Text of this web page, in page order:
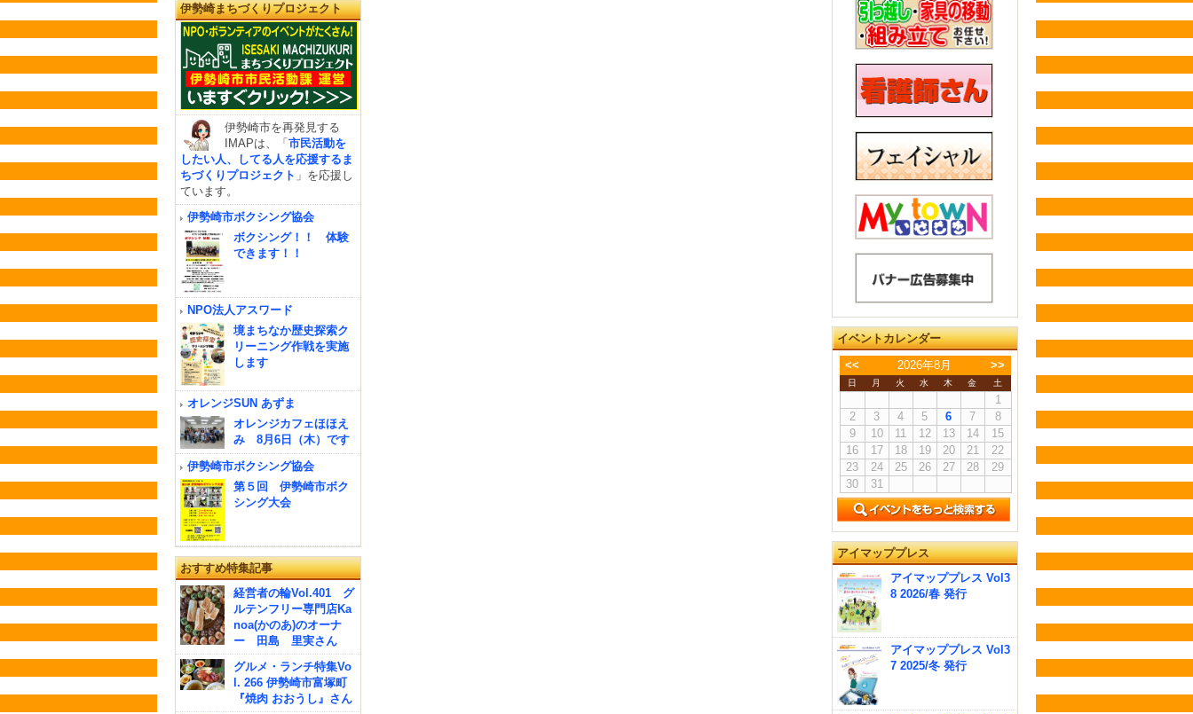
伊勢崎まちづくりプロジェクト
伊勢崎市を再発見する
IMAPは、「市民活動を
したい人、してる人を応援するま
ちづくりプロジェクト 」を応援し
ています。
伊勢崎市ボクシング協会
ボクシング！！ 体験
できます！！
NPO法人アスワード
境まちなか歴史探索ク
リーニング作戦を実施
します
オレンジSUN あずま
オレンジカフェほほえ
み 8月6日（木）です
伊勢崎市ボクシング協会
第５回 伊勢崎市ボク
シング大会
おすすめ特集記事
経営者の輪Vol.401 グ
ルテンフリー専門店Ka
noa(かのあ)のオーナ
ー 田島 里実さん
グルメ・ランチ特集Vo
l. 266 伊勢崎市富塚町
『焼肉 おおうし』さん
イベントカレンダー
<<
2026年8月 >>
日 月 火 水 木 金 土
1
2
3 4 5 6 7
8
9
10 11 12 13 14
15
16
17 18 19 20 21
22
23
24 25 26 27 28
29
30
31
アイマッププレス
アイマッププレス Vol3
8 2026/春 発行
アイマッププレス Vol3
7 2025/冬 発行